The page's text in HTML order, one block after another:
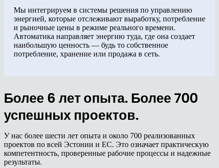
Мы интегрируем в системы решения по управлению
энергией, которые отслеживают выработку, потребление
и рыночные цены в режиме реального времени.
Автоматика направляет энергию туда, где она создает
наибольшую ценность — будь то собственное
потребление, хранение или продажа в сеть.
Более 6 лет опыта. Более 700
успешных проектов.
У нас более шести лет опыта и около 700 реализованных
проектов по всей Эстонии и ЕС. Это означает практическую
компетентность, проверенные рабочие процессы и надежные
результаты.